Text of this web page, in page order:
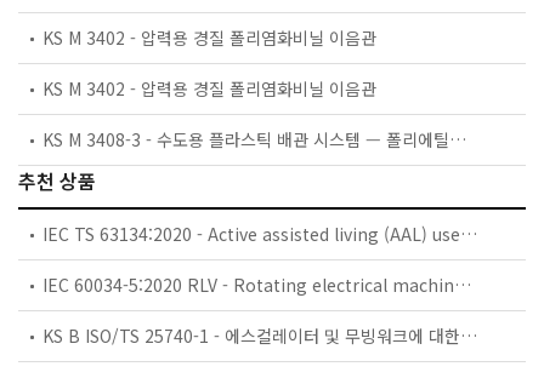
KS M 3402 - 압력용 경질 폴리염화비닐 이음관
KS M 3402 - 압력용 경질 폴리염화비닐 이음관
KS M 3408-3 - 수도용 플라스틱 배관 시스템 — 폴리에틸렌(PE) — 제3부: 이음관
추천 상품
IEC TS 63134:2020 - Active assisted living (AAL) use cases
IEC 60034-5:2020 RLV - Rotating electrical machines - Part 5: Degrees of protection provided by the integral design of rotating electrical machines (IP code) - Classification
KS B ISO/TS 25740-1 - 에스컬레이터 및 무빙워크에 대한 안전요건 — 제1부: 세계공통 필수 안전요건(GESRs)